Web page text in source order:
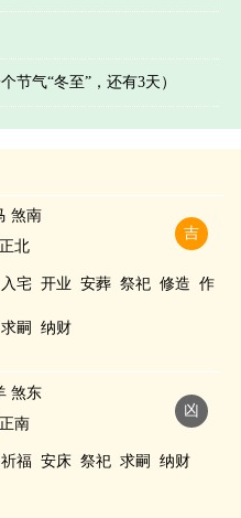
节气“冬至”，还有3天）
吉
煞南
北
入宅 开业 安葬 祭祀 修造 作
求嗣 纳财
凶
煞东
南
祈福 安床 祭祀 求嗣 纳财